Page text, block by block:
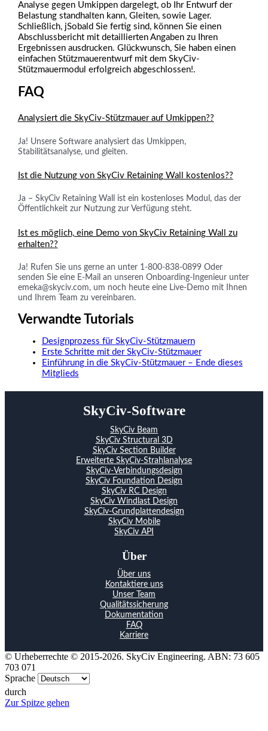
Analyse gegen Umkippen dargelegt, ob Ihr Entwurf der
Belastung standhalten kann, Gleiten, sowie Lager.
Schließlich, jSobald Sie fertig sind, können Sie einen
Abschlussbericht mit detaillierten Angaben zu Ihren
Ergebnissen ausdrucken. Glückwunsch, Sie haben einen
einfachen Stützmauerentwurf mit dem SkyCiv-
Stützmauermodul erfolgreich abgeschlossen!.
FAQ
Analysiert die SkyCiv-Stützmauer auf Umkippen??
Ja! Unsere Software analysiert das Umkippen,
Stabilitätsanalyse, und gleiten.
Ist die Nutzung von SkyCiv Retaining Wall kostenlos??
Ja – SkyCiv Retaining Wall ist ein kostenloses Modul, das der
Öffentlichkeit zur Nutzung zur Verfügung steht.
Ist es möglich, eine Demo von SkyCiv Retaining Wall zu
erhalten??
Ja! Rufen Sie uns gerne an unter 1-800-838-0899 Oder
senden Sie eine E-Mail an unseren Onboarding-Ingenieur unter
emeka@skyciv.com, um noch heute eine Live-Demo mit Ihnen
und Ihrem Team zu vereinbaren.
Verwandte Tutorials
Designprozess für SkyCiv-Stützmauern
Erste Schritte mit der SkyCiv-Stützmauer
Einführung in die SkyCiv-Stützmauer – Ende dieses
Mitglieds
SkyCiv-Software
SkyCiv Beam
SkyCiv Structural 3D
SkyCiv Section Builder
Erweiterte SkyCiv-Strahlanalyse
SkyCiv-Verbindungsdesign
SkyCiv Foundation Design
SkyCiv RC Design
SkyCiv Windlast Design
SkyCiv-Grundplattendesign
SkyCiv Mobile
SkyCiv API
Über
Über uns
Kontaktiere uns
Unser Team
Qualitätssicherung
Dokumentation
FAQ
Karriere
© Urheberrechte © 2015-2026. SkyCiv Engineering. ABN: 73 605
703 071
Sprache
durch
Zur Spitze gehen